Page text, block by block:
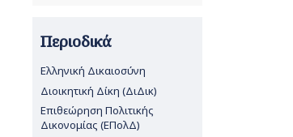
Περιοδικά
Ελληνική Δικαιοσύνη
Διοικητική Δίκη (ΔιΔικ)
Επιθεώρηση Πολιτικής
Δικονομίας (ΕΠολΔ)